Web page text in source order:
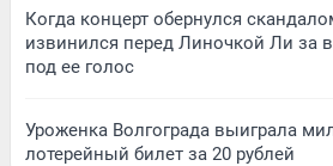
Когда концерт обернулся
извинился перед Линочкой Ли за
под ее голос
Уроженка Волгограда выиграла
лотерейный билет за 20 рублей